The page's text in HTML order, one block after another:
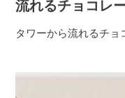
流れるチョコレ
タワーから流れるチョ